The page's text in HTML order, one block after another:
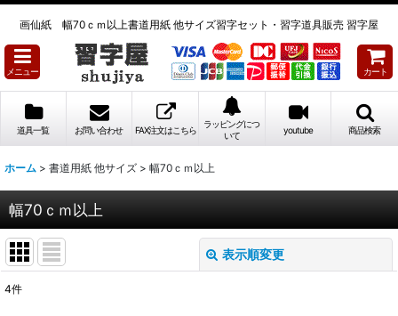
画仙紙 幅70ｃｍ以上書道用紙 他サイズ習字セット・習字道具販売 習字屋
メニュー カート
道具一覧 お問い合わせ FAX注文はこちら
ラッピングにつ
いて
youtube 商品検索
ホーム > 書道用紙 他サイズ > 幅70ｃｍ以上
幅70ｃｍ以上
表示順変更
4件